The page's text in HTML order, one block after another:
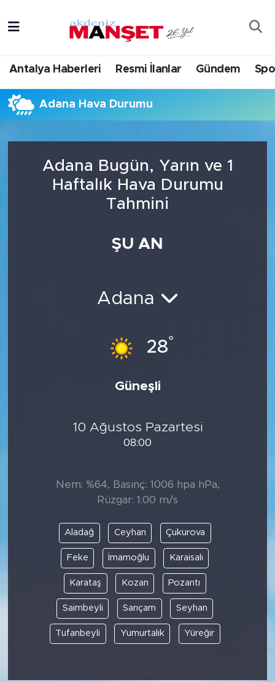
Antalya Haberleri Resmi İlanlar Gündem
Adana Hava Durumu
Adana Bugün, Yarın ve 1
Haftalık Hava Durumu
Tahmini
ŞU AN
Adana
28°
Güneşli
10 Ağustos Pazartesi
08:00
Nem: %64, Basınç: 1006 hpa hPa,
Rüzgar: 1.00 m/s
Aladağ Ceyhan Çukurova
Feke İmamoğlu Karaisalı
Karataş Kozan Pozantı
Saimbeyli Sarıçam Seyhan
Tufanbeyli Yumurtalık Yüreğir
Bilim & Teknoloji
Eğitim
Ekonomi
Güncel
Turizm
Antalya Hava Durumu
Antalya Namaz Vakitleri
Antalya Trafik Yoğunluk Haritası
Süper Lig Puan Durumu ve Fikstür
Tüm Manşetler